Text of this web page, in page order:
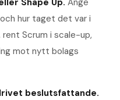
Shape Up. Ange
hur taget det var i
rent Scrum i scale-up,
mot nytt bolags
beslutsfattande.